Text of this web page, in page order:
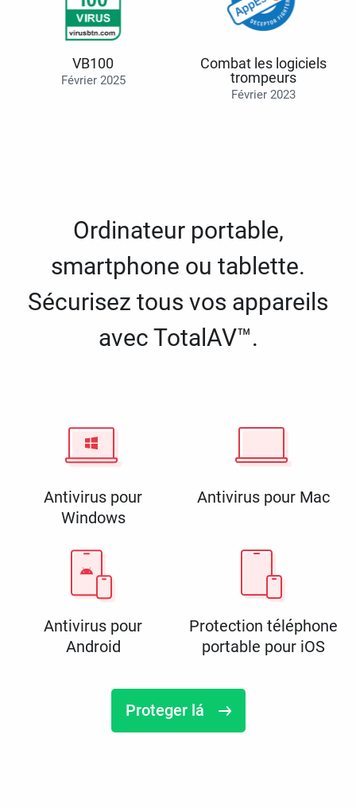
VB100
Février 2025
Combat les logiciels
trompeurs
Février 2023
Ordinateur portable,
smartphone ou tablette.
Sécurisez tous vos appareils
avec TotalAV™.
Antivirus pour
Windows
Antivirus pour Mac
Antivirus pour
Android
Protection téléphone
portable pour iOS
Proteger lá